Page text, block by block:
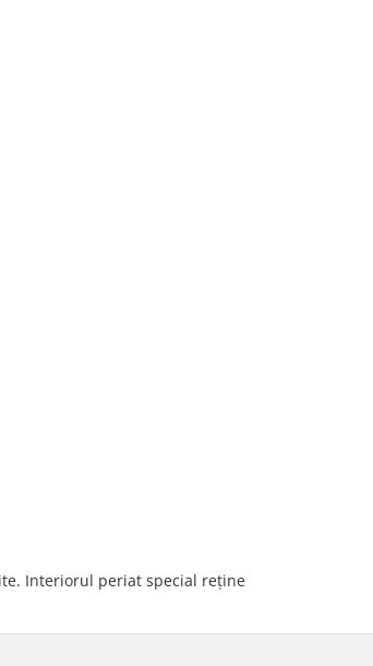
Interiorul periat special reține